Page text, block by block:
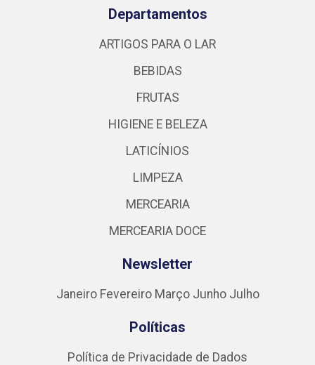
Departamentos
ARTIGOS PARA O LAR
BEBIDAS
FRUTAS
HIGIENE E BELEZA
LATICÍNIOS
LIMPEZA
MERCEARIA
MERCEARIA DOCE
Newsletter
Janeiro Fevereiro Março Junho Julho
Políticas
Política de Privacidade de Dados